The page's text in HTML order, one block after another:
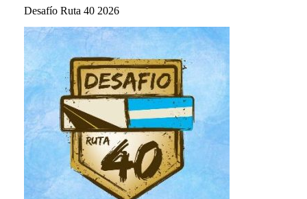
Desafío Ruta 40 2026